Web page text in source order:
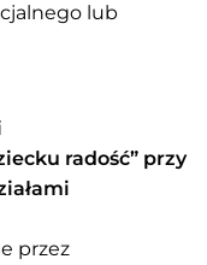
lub
radość” przy
przez